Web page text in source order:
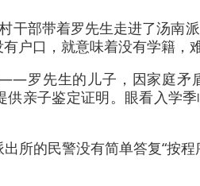
干部带着罗先生走进了汤南
户口，就意味着没有学籍，
罗先生的儿子，因家庭矛
亲子鉴定证明。眼看入学
所的民警没有简单答复“按